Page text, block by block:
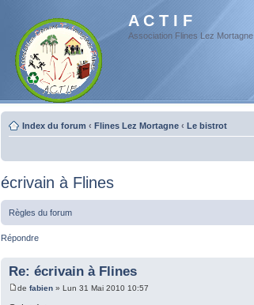
A C T I F
Association Flines Lez Mortagne
Index du forum ‹ Flines Lez Mortagne ‹ Le bistrot
écrivain à Flines
Règles du forum
Répondre
Re: écrivain à Flines
de fabien » Lun 31 Mai 2010 10:57